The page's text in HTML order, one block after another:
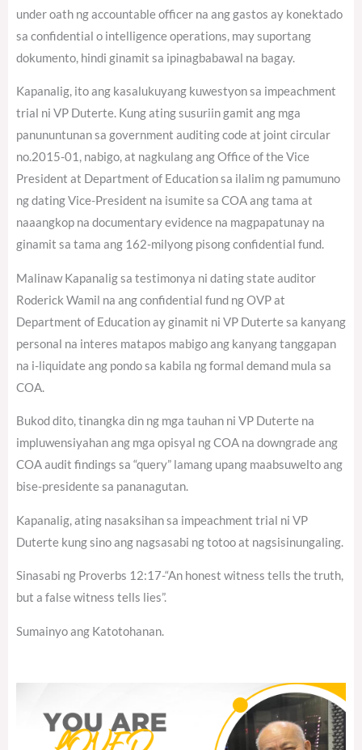
under oath ng accountable officer na ang gastos ay konektado
sa confidential o intelligence operations, may suportang
dokumento, hindi ginamit sa ipinagbabawal na bagay.
Kapanalig, ito ang kasalukuyang kuwestyon sa impeachment
trial ni VP Duterte. Kung ating susuriin gamit ang mga
panununtunan sa government auditing code at joint circular
no.2015-01, nabigo, at nagkulang ang Office of the Vice
President at Department of Education sa ilalim ng pamumuno
ng dating Vice-President na isumite sa COA ang tama at
naaangkop na documentary evidence na magpapatunay na
ginamit sa tama ang 162-milyong pisong confidential fund.
Malinaw Kapanalig sa testimonya ni dating state auditor
Roderick Wamil na ang confidential fund ng OVP at
Department of Education ay ginamit ni VP Duterte sa kanyang
personal na interes matapos mabigo ang kanyang tanggapan
na i-liquidate ang pondo sa kabila ng formal demand mula sa
COA.
Bukod dito, tinangka din ng mga tauhan ni VP Duterte na
impluwensiyahan ang mga opisyal ng COA na downgrade ang
COA audit findings sa “query” lamang upang maabsuwelto ang
bise-presidente sa pananagutan.
Kapanalig, ating nasaksihan sa impeachment trial ni VP
Duterte kung sino ang nagsasabi ng totoo at nagsisinungaling.
Sinasabi ng Proverbs 12:17-“An honest witness tells the truth,
but a false witness tells lies”.
Sumainyo ang Katotohanan.